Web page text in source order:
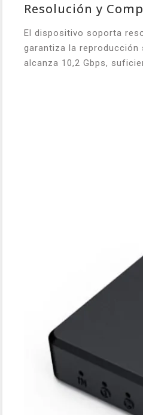
Resolución y
El dispositivo soporta
garantiza la reproducción
alcanza 10,2 Gbps,